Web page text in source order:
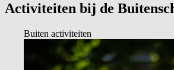
Activiteiten bij de
Buiten activiteiten